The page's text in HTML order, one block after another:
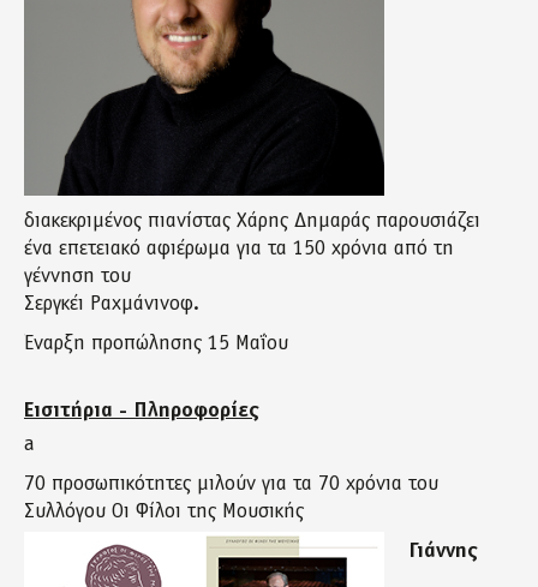
διακεκριμένος πιανίστας Χάρης Δημαράς παρουσιάζει
ένα επετειακό αφιέρωμα για τα 150 χρόνια από τη
γέννηση του
Σεργκέι Ραχμάνινοφ.
Έναρξη προπώλησης 15 Μαΐου
Εισιτήρια - Πληροφορίες
a
70 προσωπικότητες μιλούν για τα 70 χρόνια του
Συλλόγου Οι Φίλοι της Μουσικής
Γιάννης